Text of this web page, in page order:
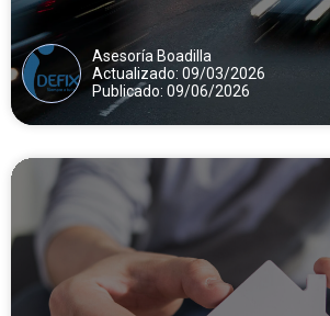
Asesoría Boadilla
Actualizado: 09/03/2026
Publicado: 09/06/2026